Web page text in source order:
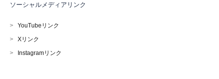
ソーシャルメディアリンク
> YouTubeリンク
> Xリンク
> Instagramリンク